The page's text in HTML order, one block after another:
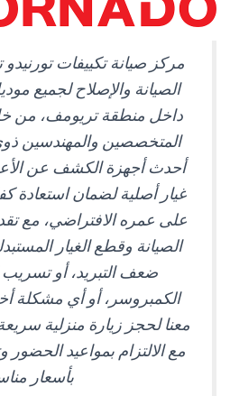
مركز صيانة تكييفات
الصيانة والإصلاح لجميع
داخل منطقة تريومف، من
المتخصصين والمهندسين
أحدث أجهزة الكشف عن
غيار أصلية لضمان استعادة
على عمره الافتراضي، مع
الصيانة وقطع الغيار
ضعف التبريد، أو تسريب
الكمبروسر، أو أي مشكلة
مع الالتزام بمواعيد الحضور
بأسعار